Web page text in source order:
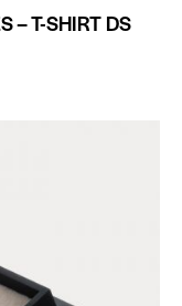
– T-SHIRT DS